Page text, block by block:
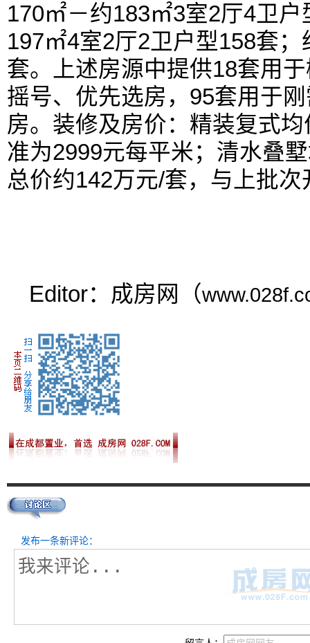
170㎡－约183㎡3室2厅4卫
197㎡4室2厅2卫户型158套
套。上述房源中提供18套用
摇号、优先选房，95套用于
房。装修及房价：精装复式
准为2999元每平米；清水叠
总价约142万元/套，与上批
Editor：成房网（
发布一条新评论：